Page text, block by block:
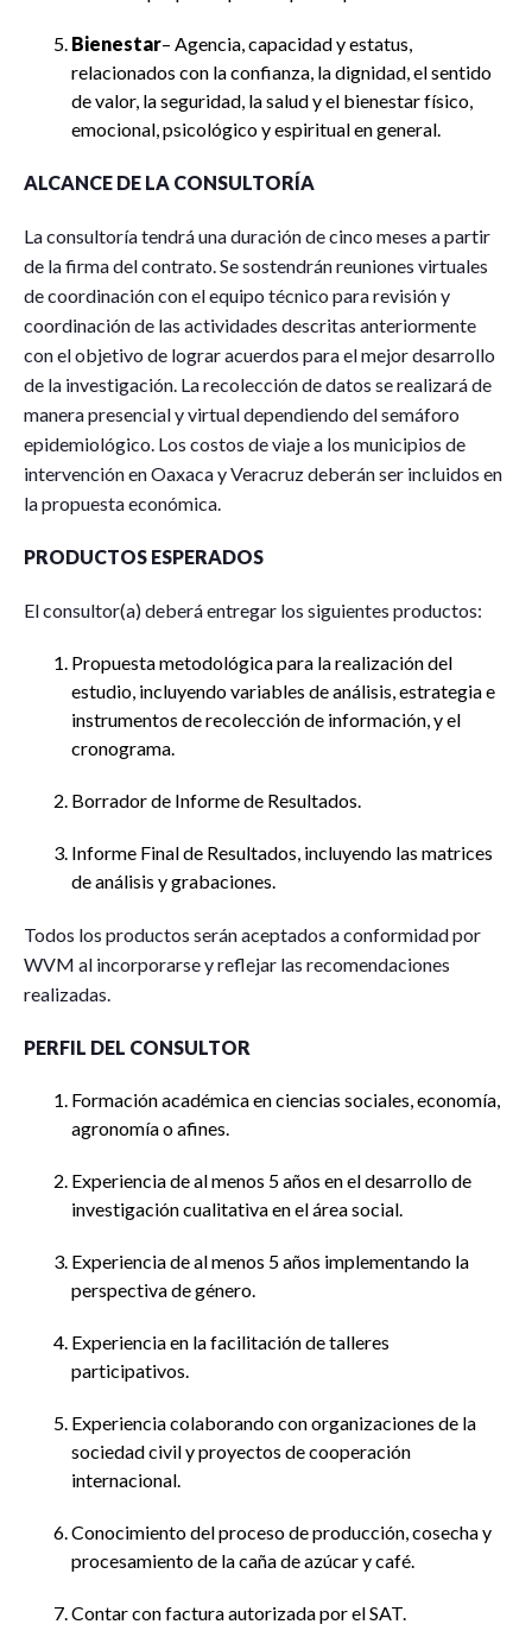
Bienestar– Agencia, capacidad y estatus,
relacionados con la confianza, la dignidad, el sentido
de valor, la seguridad, la salud y el bienestar físico,
emocional, psicológico y espiritual en general.
ALCANCE DE LA CONSULTORÍA
La consultoría tendrá una duración de cinco meses a partir
de la firma del contrato. Se sostendrán reuniones virtuales
de coordinación con el equipo técnico para revisión y
coordinación de las actividades descritas anteriormente
con el objetivo de lograr acuerdos para el mejor desarrollo
de la investigación. La recolección de datos se realizará de
manera presencial y virtual dependiendo del semáforo
epidemiológico. Los costos de viaje a los municipios de
intervención en Oaxaca y Veracruz deberán ser incluidos en
la propuesta económica.
PRODUCTOS ESPERADOS
El consultor(a) deberá entregar los siguientes productos:
Propuesta metodológica para la realización del
estudio, incluyendo variables de análisis, estrategia e
instrumentos de recolección de información, y el
cronograma.
Borrador de Informe de Resultados.
Informe Final de Resultados, incluyendo las matrices
de análisis y grabaciones.
Todos los productos serán aceptados a conformidad por
WVM al incorporarse y reflejar las recomendaciones
realizadas.
PERFIL DEL CONSULTOR
Formación académica en ciencias sociales, economía,
agronomía o afines.
Experiencia de al menos 5 años en el desarrollo de
investigación cualitativa en el área social.
Experiencia de al menos 5 años implementando la
perspectiva de género.
Experiencia en la facilitación de talleres
participativos.
Experiencia colaborando con organizaciones de la
sociedad civil y proyectos de cooperación
internacional.
Conocimiento del proceso de producción, cosecha y
procesamiento de la caña de azúcar y café.
Contar con factura autorizada por el SAT.